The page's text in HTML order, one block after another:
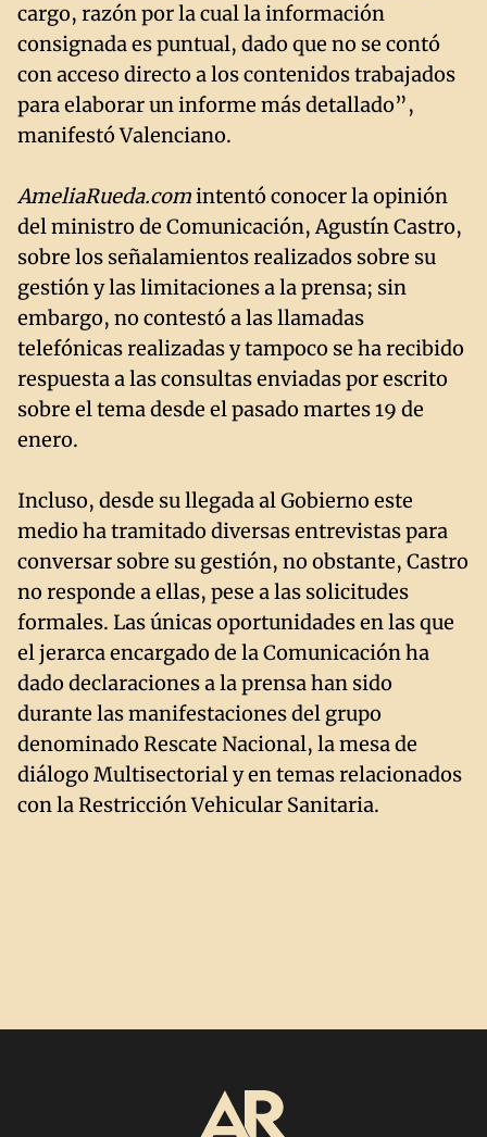
cargo, razón por la cual la información
consignada es puntual, dado que no se contó
con acceso directo a los contenidos trabajados
para elaborar un informe más detallado”,
manifestó Valenciano.
AmeliaRueda.comintentó conocer la opinión
del ministro de Comunicación, Agustín Castro,
sobre los señalamientos realizados sobre su
gestión y las limitaciones a la prensa; sin
embargo, no contestó a las llamadas
telefónicas realizadas y tampoco se ha recibido
respuesta a las consultas enviadas por escrito
sobre el tema desde el pasado martes 19 de
enero.
Incluso, desde su llegada al Gobierno este
medio ha tramitado diversas entrevistas para
conversar sobre su gestión, no obstante, Castro
no responde a ellas, pese a las solicitudes
formales. Las únicas oportunidades en las que
el jerarca encargado de la Comunicación ha
dado declaraciones a la prensa han sido
durante las manifestaciones del grupo
denominado Rescate Nacional, la mesa de
diálogo Multisectorial y en temas relacionados
con la Restricción Vehicular Sanitaria.